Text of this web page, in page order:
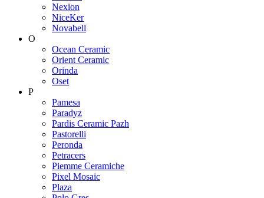
Nexion
NiceKer
Novabell
O
Ocean Ceramic
Orient Ceramic
Orinda
Oset
P
Pamesa
Paradyz
Pardis Ceramic Pazh
Pastorelli
Peronda
Petracers
Piemme Ceramiche
Pixel Mosaic
Plaza